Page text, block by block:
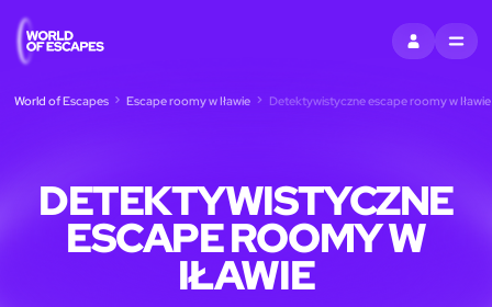
ZALOGUJ SIĘ
MENU
World of Escapes Escape roomy w Iławie Detektywistyczne escape roomy w Iławie
DETEKTYWISTYCZNE
ESCAPE ROOMY W
IŁAWIE